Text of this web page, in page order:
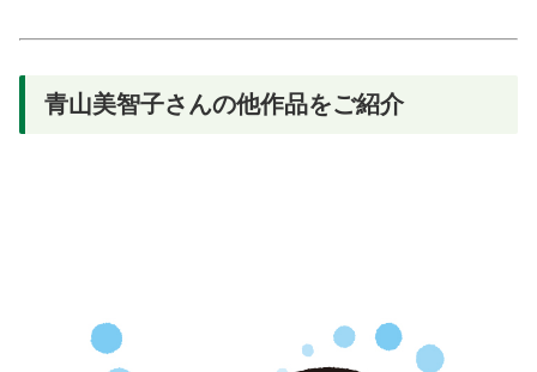
青山美智子さんの他作品をご紹介